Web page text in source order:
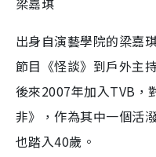
出身自演藝學院的梁嘉
節目《怪談》到戶外主
後來2007年加入TVB，
非》，作為其中一個活
也踏入40歲。